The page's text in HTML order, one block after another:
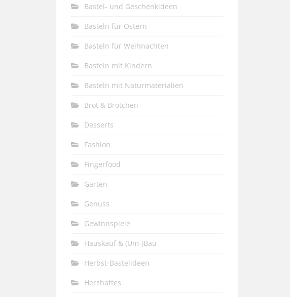
Bastel- und Geschenkideen
Basteln für Ostern
Basteln für Weihnachten
Basteln mit Kindern
Basteln mit Naturmaterialien
Brot & Brötchen
Desserts
Fashion
Fingerfood
Garten
Genuss
Gewinnspiele
Hauskauf & (Um-)Bau
Herbst-Bastelideen
Herzhaftes